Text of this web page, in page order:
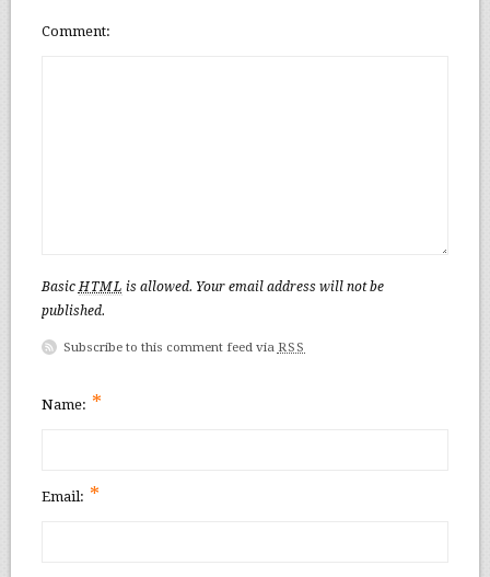
Comment
BasicHTML is allowed. Your email address will not be
published.
Subscribe to this comment feed via RSS
Name: *
Email: *